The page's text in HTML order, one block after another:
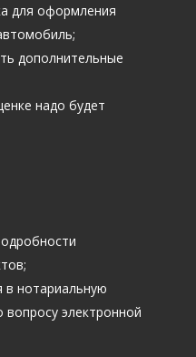
для оформления
дополнительные
надо будет
нотариальную
электронной